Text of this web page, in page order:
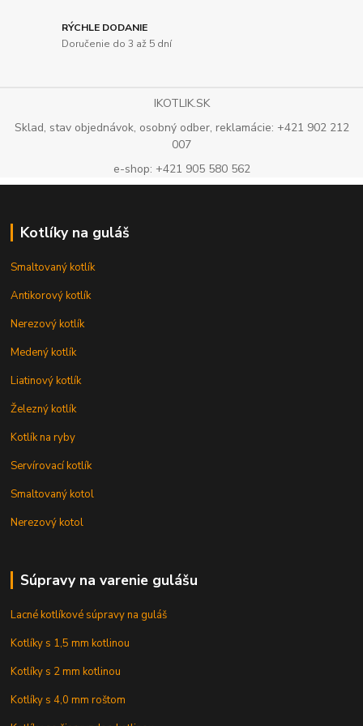
RÝCHLE DODANIE
Doručenie do 3 až 5 dní
IKOTLIK.SK
Sklad, stav objednávok, osobný odber, reklamácie: +421 902 212
007
e-shop: +421 905 580 562
Kotlíky na guláš
Smaltovaný kotlík
Antikorový kotlík
Nerezový kotlík
Medený kotlík
Liatinový kotlík
Železný kotlík
Kotlík na ryby
Servírovací kotlík
Smaltovaný kotol
Nerezový kotol
Súpravy na varenie gulášu
Lacné kotlíkové súpravy na guláš
Kotlíky s 1,5 mm kotlinou
Kotlíky s 2 mm kotlinou
Kotlíky s 4,0 mm roštom